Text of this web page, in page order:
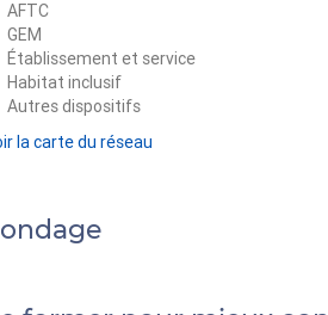
AFTC
GEM
Établissement et service
Habitat inclusif
Autres dispositifs
la carte du réseau